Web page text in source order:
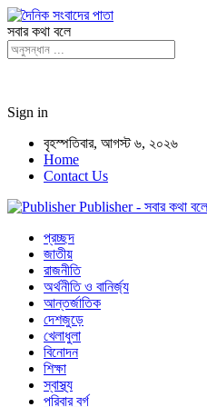
সবার কথা বলে
Sign in
বৃহস্পতিবার, আগস্ট ৬, ২০২৬
Home
Contact Us
Publisher - সবার কথা বলে
প্রচ্ছদ
জাতীয়
রাজনীতি
অর্থনীতি ও বানির্জ্য
আন্তর্জাতিক
দেশজুড়ে
খেলাধুলা
বিনোদন
শিক্ষা
স্বাস্থ্য
পরিবার বর্গ